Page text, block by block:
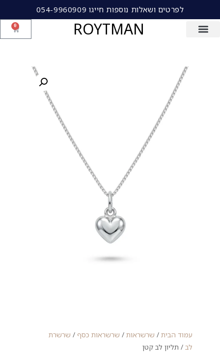
לפרטים ושאלות נוספות חייגו 054-9960909
ROYTMAN
0
עמוד הבית / שרשראות / שרשראות כסף / שרשרת
לב / תליון לב קטן